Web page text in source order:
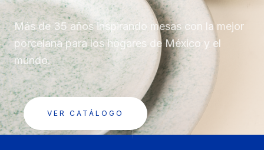
Más de 35 años inspirando mesas con la mejor
porcelana para los hogares de México y el
mundo.
VER CATÁLOGO